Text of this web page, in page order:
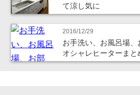
て涼し気に
2016/12/29
お手洗い、お風呂場
オシャレヒーターまと